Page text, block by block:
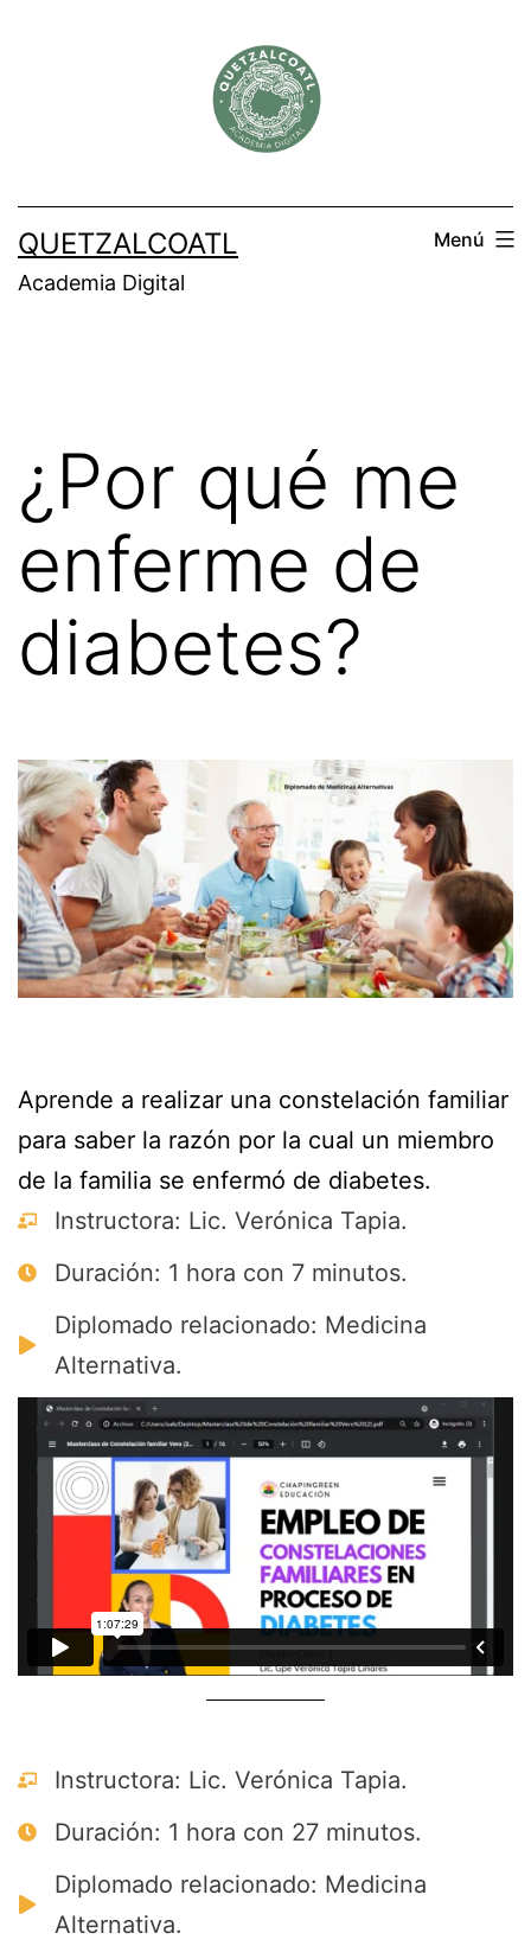
QUETZALCOATL
Academia Digital
Menú
¿Por qué me
enferme de
diabetes?
Aprende a realizar una constelación familiar
para saber la razón por la cual un miembro
de la familia se enfermó de diabetes.
Instructora: Lic. Verónica Tapia.
Duración: 1 hora con 7 minutos.
Diplomado relacionado: Medicina
Alternativa.
Instructora: Lic. Verónica Tapia.
Duración: 1 hora con 27 minutos.
Diplomado relacionado: Medicina
Alternativa.